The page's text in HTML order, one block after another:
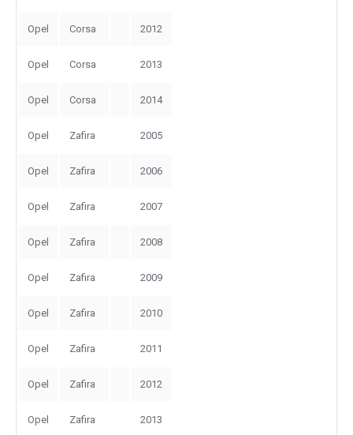
Opel Corsa 2012
Opel Corsa 2013
Opel Corsa 2014
Opel Zafira 2005
Opel Zafira 2006
Opel Zafira 2007
Opel Zafira 2008
Opel Zafira 2009
Opel Zafira 2010
Opel Zafira 2011
Opel Zafira 2012
Opel Zafira 2013